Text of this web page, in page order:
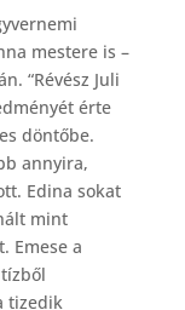
mestere is –
“Révész Juli
érte
döntőbe.
annyira,
Edina sokat
mint
Emese a
tizedik